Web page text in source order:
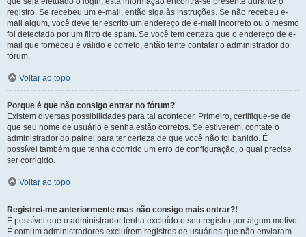
registro. Se recebeu um e-mail, então siga às instruções. Se não recebeu e-
mail algum, você deve ter escrito um endereço de e-mail incorreto ou o mesmo
foi detectado por um filtro de spam. Se você tem certeza que o endereço de e-
mail que forneceu é válido e correto, então tente contatar o administrador do
fórum.
Voltar ao topo
Porque é que não consigo entrar no fórum?
Existem diversas possibilidades para tal acontecer. Primeiro, certifique-se de
que seu nome de usuário e senha estão corretos. Se estiverem, contate o
administrador do painel para ter certeza de que você não foi banido. É
possível também que tenha ocorrido um erro de configuração, o qual precise
ser corrigido.
Voltar ao topo
Registrei-me anteriormente mas não consigo mais entrar?!
É possível que o administrador tenha excluído o seu registro por algum motivo.
É comum administradores excluírem registros de usuários que não enviaram